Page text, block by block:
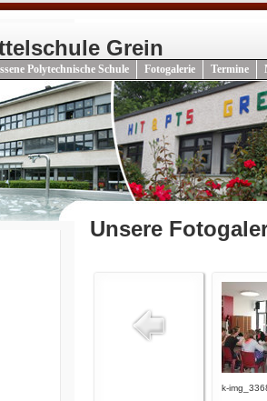
Grein
Polytechnische Schule Fotogalerie Termine
Unsere
k-